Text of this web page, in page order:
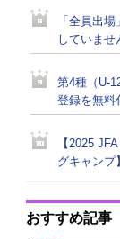
「全員出
していま
第4種（U-
登録を無料
【2025
グキャンプ
おすすめ記事